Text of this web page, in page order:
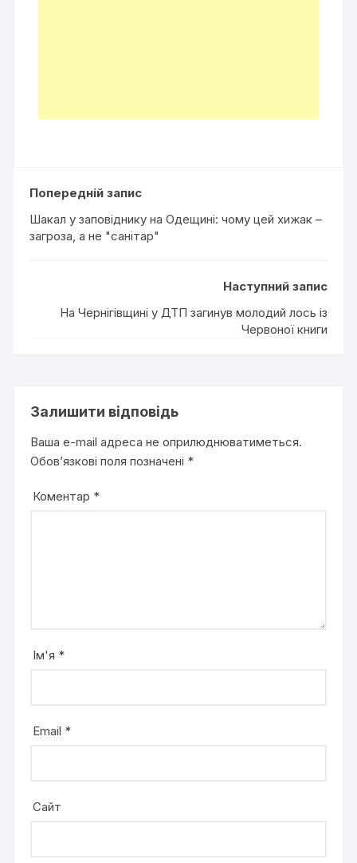
Попередній запис
Шакал у заповіднику на Одещині: чому цей хижак –
загроза, а не "санітар"
Наступний запис
На Чернігівщині у ДТП загинув молодий лось із
Червоної книги
Залишити відповідь
Ваша e-mail адреса не оприлюднюватиметься.
Обов’язкові поля позначені *
Коментар *
Ім'я *
Email *
Сайт